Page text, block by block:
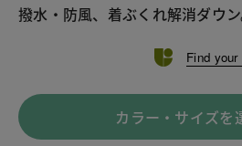
撥水・防風、着ぶくれ解消ダウン
Find
カラー・サイズを